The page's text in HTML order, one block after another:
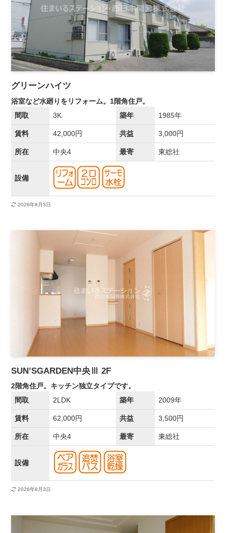
グリーンハイツ
浴室など水廻りをリフォーム。1階角住戸。
間取
3K 築年 1985年
賃料 42,000円 共益 3,000円
所在 中央4 最寄 東総社
設備
2026年8月3日
SUN’SGARDEN中央Ⅲ 2F
2階角住戸。キッチン独立タイプです。
間取
2LDK 築年 2009年
賃料 62,000円 共益 3,500円
所在 中央4 最寄 東総社
設備
2026年8月3日